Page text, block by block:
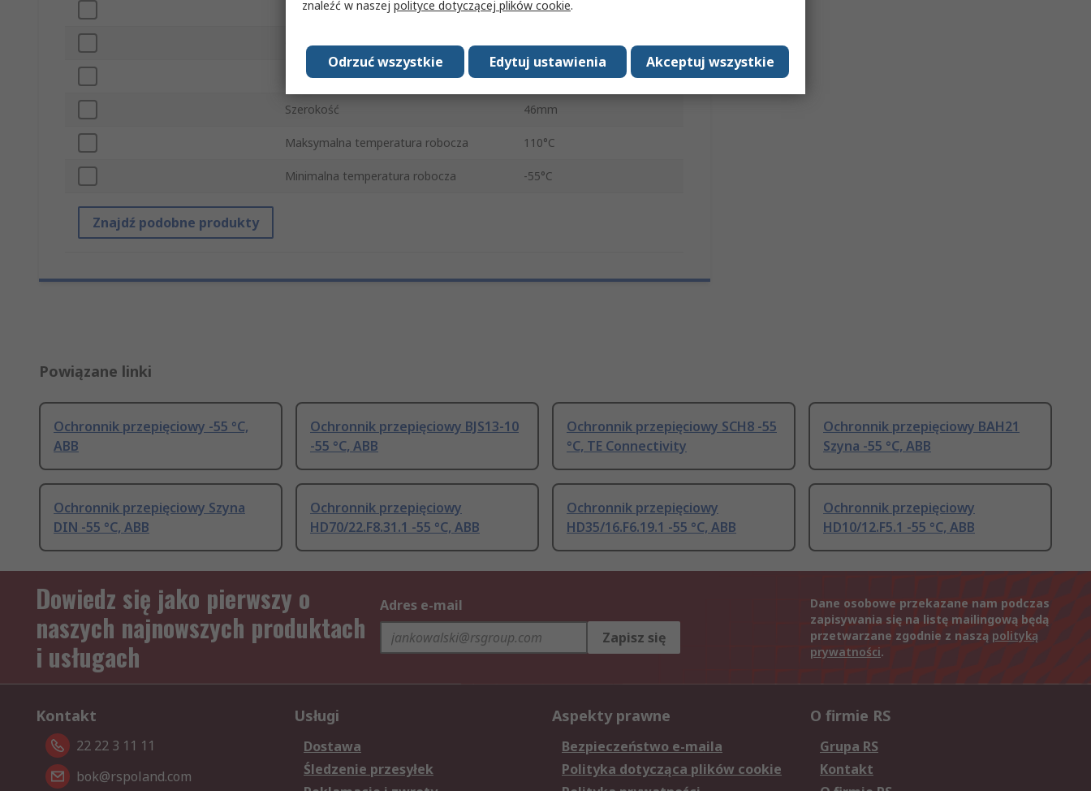
Długość 36mm
Głębokość 50mm
Normy/Zatwierdzenia IEC 60715
Szerokość 46mm
Maksymalna temperatura robocza 110°C
Minimalna temperatura robocza -55°C
Znajdź podobne produkty
Powiązane linki
Ochronnik przepięciowy -55 °C,
ABB
Ochronnik przepięciowy BJS13-10
-55 °C, ABB
Ochronnik przepięciowy SCH8 -55
°C, TE Connectivity
Ochronnik przepięciowy BAH21
Szyna -55 °C, ABB
Ochronnik przepięciowy Szyna
DIN -55 °C, ABB
Ochronnik przepięciowy
HD70/22.F8.31.1 -55 °C, ABB
Ochronnik przepięciowy
HD35/16.F6.19.1 -55 °C, ABB
Ochronnik przepięciowy
HD10/12.F5.1 -55 °C, ABB
Dowiedz się jako pierwszy o
naszych najnowszych produktach
i usługach
Adres e-mail
Zapisz się
Dane osobowe przekazane nam podczas
zapisywania się na listę mailingową będą
przetwarzane zgodnie z naszą polityką
prywatności.
Kontakt
22 22 3 11 11
bok@rspoland.com
Usługi
Dostawa
Śledzenie przesyłek
Aspekty prawne
Bezpieczeństwo e-maila
Polityka dotycząca plików cookie
O firmie RS
Grupa RS
Kontakt
znaleźć w naszej polityce dotyczącej plików cookie.
Akceptuj wszystkie
Edytuj ustawienia
Odrzuć wszystkie